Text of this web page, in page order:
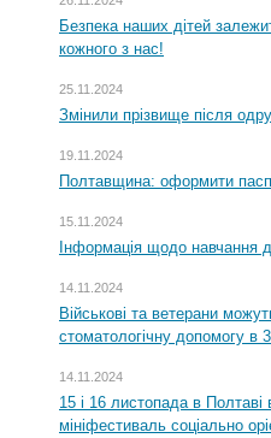
Безпека наших дітей
кожного з нас!
25.11.2024
Змінили прізвище після
19.11.2024
Полтавщина: оформити
15.11.2024
Інформація щодо навчання
14.11.2024
Військові та ветерани
стоматологічну допомогу в
14.11.2024
15 і 16 листопада в
мініфестиваль соціально